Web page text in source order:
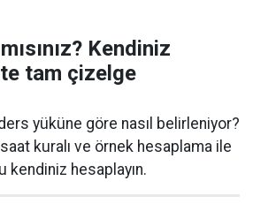
Kendiniz
tam çizelge
yüküne göre nasıl belirleniyor?
kuralı ve örnek hesaplama ile
kendiniz hesaplayın.